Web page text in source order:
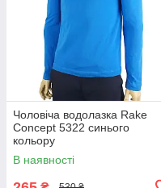
Чоловіча водолазка Rake
Concept 5322 синього
кольору
В наявності